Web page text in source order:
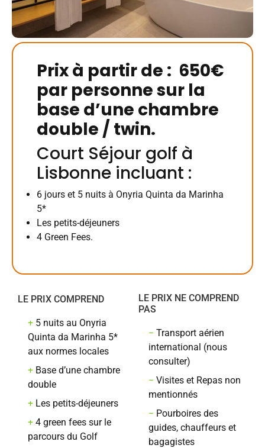
Prix à partir de : 650€
par personne sur la
base d’une chambre
double / twin.
Court Séjour golf à
Lisbonne incluant :
6 jours et 5 nuits à Onyria Quinta da Marinha
5*
Les petits-déjeuners
4 Green Fees.
LE PRIX COMPREND
+ 5 nuits au Onyria
Quinta da Marinha 5*
aux normes locales
+ Base d’une chambre
double
+ Les petits-déjeuners
+ 4 green fees sur le
parcours du Golf
LE PRIX NE COMPREND
PAS
−Transport aérien
international (nous
consulter)
−Visites et Repas non
mentionnés
− Pourboires des
guides, chauffeurs et
bagagistes